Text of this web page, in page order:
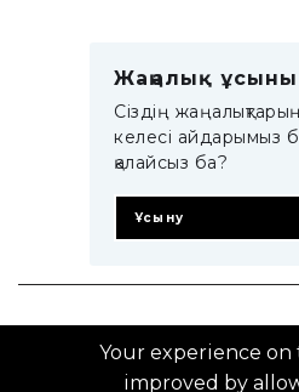
Жаңалық
Сіздің
келесі айдарымыз
қалайсыз ба?
Ұсыну
© 2014–2025
Your experience
improved by